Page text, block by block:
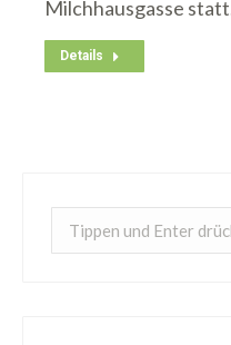
Milchhausgasse
Details
Search: